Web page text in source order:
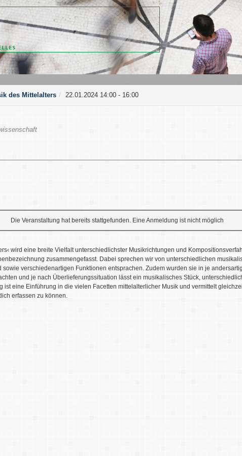
des Mittelalters 22.01.2024 14:00 - 16:00
Die Veranstaltung hat bereits stattgefunden. Eine Anmeldung ist nicht möglich
wird eine breite Vielfalt unterschiedlichster Musikrichtungen und
zusammengefasst. Dabei sprechen wir von unterschiedlichen
verschiedenartigen Funktionen entsprachen. Zudem wurden sie in je
und je nach Überlieferungssituation lässt ein musikalisches Stück,
ist eine Einführung in die vielen Facetten mittelalterlicher Musik und vermittelt
erfassen zu können.